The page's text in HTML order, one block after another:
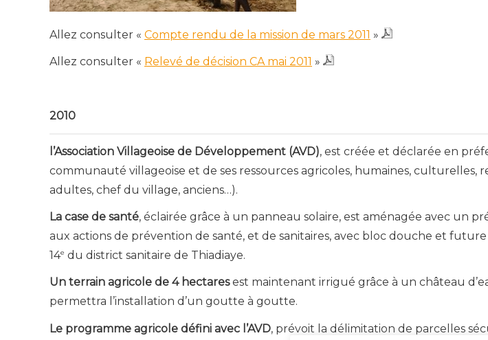
Allez consulter « Compte rendu de la mission de mars 2011 »
Allez consulter « Relevé de décision CA mai 2011 »
2010
l’Association Villageoise de Développement (AVD), est créée et déclarée en
communauté villageoise et de ses ressources agricoles, humaines, culturelles,
adultes, chef du village, anciens…).
La case de santé, éclairée grâce à un panneau solaire, est aménagée avec un
aux actions de prévention de santé, et de sanitaires, avec bloc douche et
14e du district sanitaire de Thiadiaye.
Un terrain agricole de 4 hectaresest maintenant irrigué grâce à un château
permettra l’installation d’un goutte à goutte.
Le programme agricole défini avec l’AVD, prévoit la délimitation de parcelles